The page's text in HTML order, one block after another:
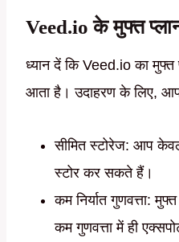
Veed.io के मुफ्त
ध्यान दें कि Veed.io का
आता है। उदाहरण के लिए,
सीमित स्टोरेज: आप केवल
स्टोर कर सकते हैं।
कम निर्यात गुणवत्ता:
कम गुणवत्ता में ही